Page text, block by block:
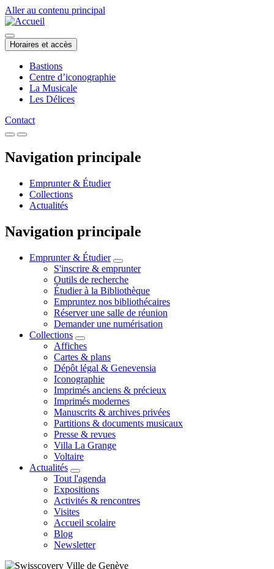
Aller au contenu principal
Horaires et accès
Bastions
Centre d’iconographie
La Musicale
Les Délices
Contact
Navigation principale
Emprunter & Étudier
Collections
Actualités
Navigation principale
Emprunter & Étudier
S'inscrire & emprunter
Outils de recherche
Étudier à la Bibliothèque
Empruntez nos bibliothécaires
Réserver une salle de réunion
Demander une numérisation
Collections
Affiches
Cartes & plans
Dépôt légal & Genevensia
Iconographie
Imprimés anciens & précieux
Imprimés modernes
Manuscrits & archives privées
Partitions & documents musicaux
Presse & revues
Villa La Grange
Voltaire
Actualités
Tout l'agenda
Expositions
Activités & rencontres
Visites
Accueil scolaire
Blog
Newsletter